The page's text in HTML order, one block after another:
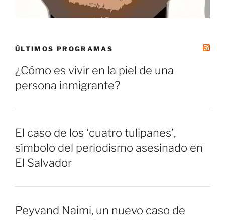
ÚLTIMOS PROGRAMAS
¿Cómo es vivir en la piel de una
persona inmigrante?
El caso de los ‘cuatro tulipanes’,
símbolo del periodismo asesinado en
El Salvador
Peyvand Naimi, un nuevo caso de